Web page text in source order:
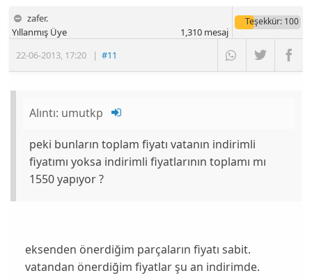
zafer.
22-06-2013, 17:20 |#11
Yıllanmış Üye
Teşekkür: 100
1,310mesaj
Alıntı: umutkp
peki bunların toplam fiyatı vatanın indirimli
fiyatımı yoksa indirimli fiyatlarının toplamı mı
1550 yapıyor ?
eksenden önerdiğim parçaların fiyatı sabit.
vatandan önerdiğim fiyatlar şu an indirimde.